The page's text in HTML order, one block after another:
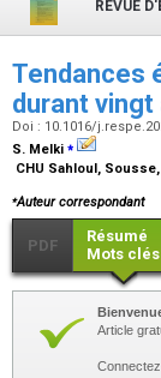
REVUE
Tendances
durant
Doi : 10.1016/
S. Melki ⁎
CHU Sahloul,
⁎Auteur correspondant
PDF
Résumé
Mots clés
Article